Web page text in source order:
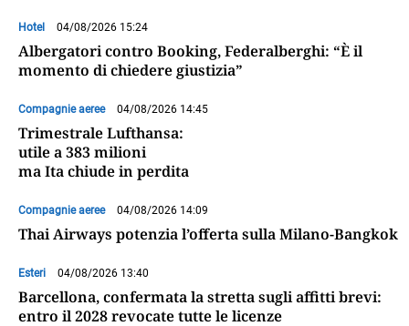
Hotel 04/08/2026 15:24
Albergatori contro Booking, Federalberghi: “È il
momento di chiedere giustizia”
Compagnie aeree 04/08/2026 14:45
Trimestrale Lufthansa:
utile a 383 milioni
ma Ita chiude in perdita
Compagnie aeree 04/08/2026 14:09
Thai Airways potenzia l’offerta sulla Milano-Bangkok
Esteri 04/08/2026 13:40
Barcellona, confermata la stretta sugli affitti brevi:
entro il 2028 revocate tutte le licenze